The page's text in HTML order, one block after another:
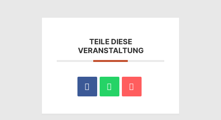
TEILE DIESE
VERANSTALTUNG